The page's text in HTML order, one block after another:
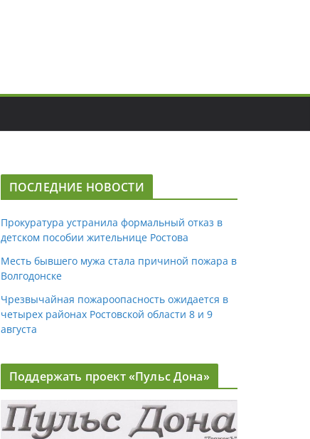
ПОСЛЕДНИЕ НОВОСТИ
Прокуратура устранила формальный отказ в
детском пособии жительнице Ростова
Месть бывшего мужа стала причиной пожара в
Волгодонске
Чрезвычайная пожароопасность ожидается в
четырех районах Ростовской области 8 и 9
августа
Поддержать проект «Пульс Дона»